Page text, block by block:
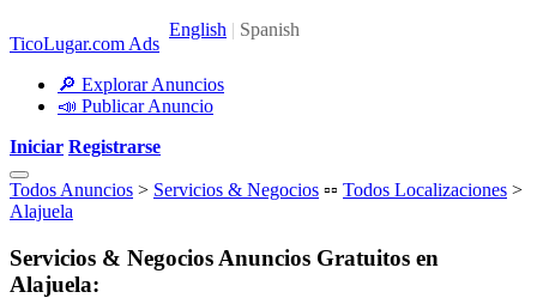
TicoLugar.com Ads
🔎 Explorar Anuncios
📣 Publicar Anuncio
Iniciar Registrarse
Todos Anuncios > Servicios & Negocios ▫️▫️ Todos Localizaciones >
Alajuela
Servicios & Negocios Anuncios Gratuitos en
Alajuela: